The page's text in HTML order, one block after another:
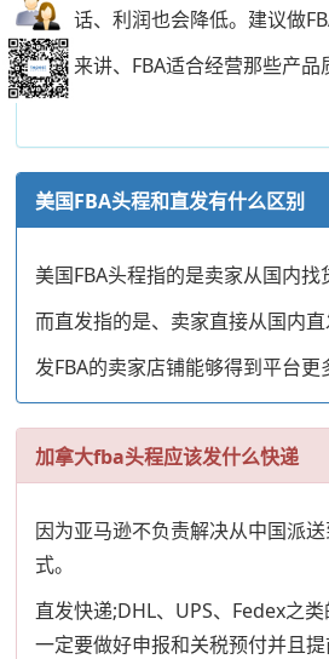
低的话、利润也会降低。建议做
总的来讲、FBA适合经营那些产
美国FBA头程和直发有什么区别
美国FBA头程指的是卖家从国内
而直发指的是、卖家直接从国内直
发FBA的卖家店铺能够得到平台
加拿大fba头程应该发什么快递
因为亚马逊不负责解决从中国派
式。
直发快递;DHL、UPS、Fedex之
一定要做好申报和关税预付并且提